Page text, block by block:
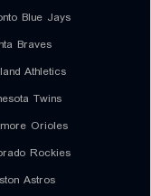
Blue Jays
Braves
Athletics
Twins
Orioles
Rockies
Astros